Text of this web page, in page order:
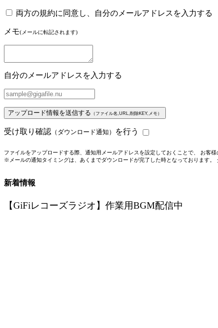
両方の規約に同意し、自分のメールアドレスを入力する
メモ(メールに転記されます)
自分のメールアドレスを入力する
アップロード情報を送信する （ファイル名,URL,削除KEY,メモ）
受け取り確認 （ダウンロード通知） を行う
ファイルをアップロードする際、通知用メールアドレスを設定しておくことで、 お客
※メールの通知タイミングは、あくまでダウンロードが完了した時となっております
新着情報
【GiFiレコーズラジオ】作業用BGM配信中